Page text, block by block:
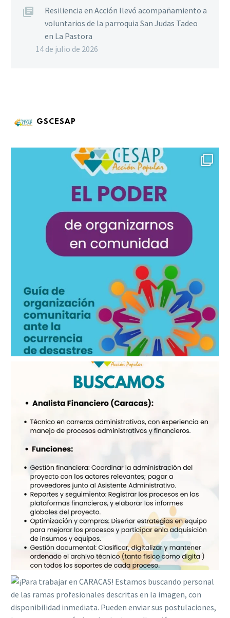
Resiliencia en Acción llevó acompañamiento a
voluntarios de la parroquia San Judas Tadeo
en La Pastora
14 de julio de 2026
GSCESAP